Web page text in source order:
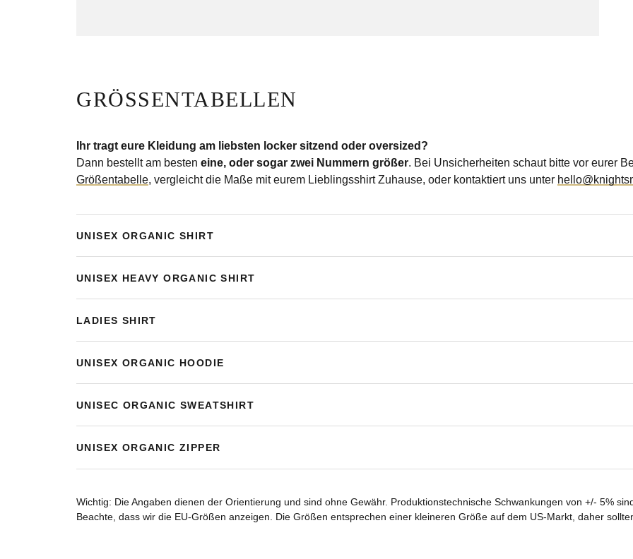
GRÖSSENTABELLEN
Ihr tragt eure Kleidung am liebsten locker sitzend oder oversized?
Dann bestellt am besten eine, oder sogar zwei Nummern größer. Bei Unsicherheiten schaut bitte vor eurer
Größentabelle, vergleicht die Maße mit eurem Lieblingsshirt Zuhause, oder kontaktiert uns unter
UNISEX ORGANIC SHIRT
UNISEX HEAVY ORGANIC SHIRT
LADIES SHIRT
UNISEX ORGANIC HOODIE
UNISEC ORGANIC SWEATSHIRT
UNISEX ORGANIC ZIPPER
Wichtig: Die Angaben dienen der Orientierung und sind ohne Gewähr. Produktionstechnische Schwankungen von +/- 5%
Beachte, dass wir die EU-Größen anzeigen. Die Größen entsprechen einer kleineren Größe auf dem US-Markt, daher